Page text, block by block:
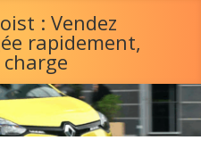
: Vendez
rapidement,